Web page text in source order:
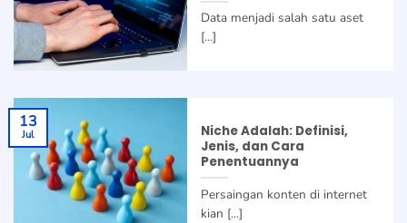
Data menjadi salah satu aset
[...]
Niche Adalah: Definisi,
Jenis, dan Cara
Penentuannya
Persaingan konten di internet
kian [...]
13
Jul